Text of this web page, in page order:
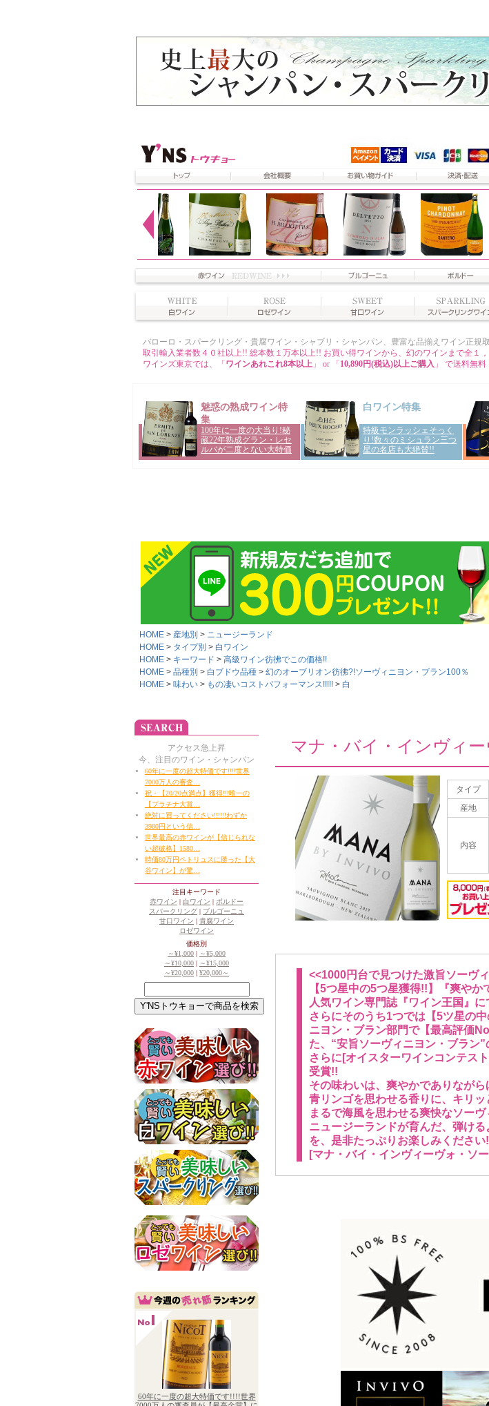
HOME 産地別
ニュージーランド
HOME
タイプ別
白ワイン
HOME
キーワード
高級ワイン彷彿でこの価格!!
HOME
品種別 白ブドウ品種
幻のオーブリオン彷彿?!ソーヴィニヨン・ブラン100％
HOME
味わい もの凄いコストパフォーマンス!!!!! 白
マナ・バイ・インヴィ
タイプ
産地
内容
<<1000円台で見つけた激旨ソーヴ
【5つ星中の5つ星獲得!!】『爽や
人気ワイン専門誌『ワイン王国
さらにそのうち1つでは【5ツ星の
ニヨン・ブラン部門で【最高評価
た、“安旨ソーヴィニヨン・ブラン
さらに[オイスターワインコンテス
受賞!!
その味わいは、爽やかでありなが
青リンゴを思わせる香りに、キリ
まるで海風を思わせる爽快なソー
ニュージーランドが育んだ、弾け
を、是非たっぷりお楽しみください
[マナ・バイ・インヴィーヴォ・ソ